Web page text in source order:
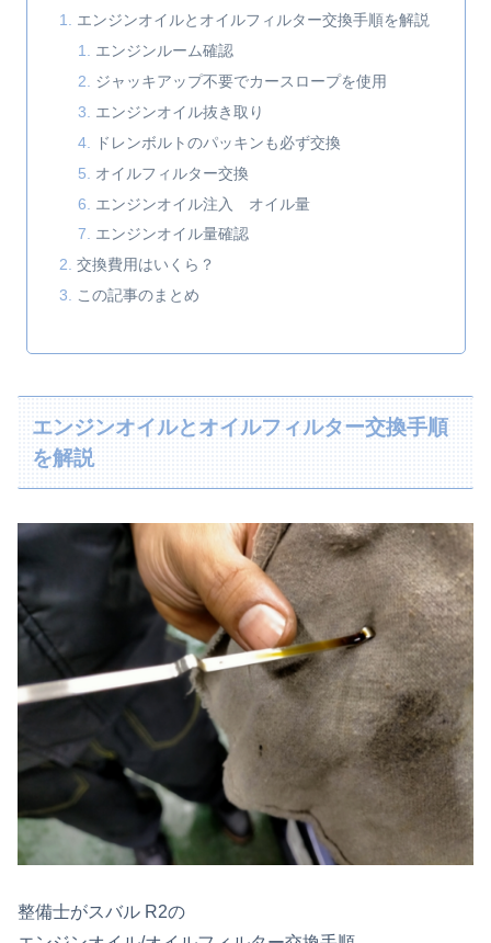
エンジンオイルとオイルフィルター交換手順を解説
エンジンルーム確認
ジャッキアップ不要でカースロープを使用
エンジンオイル抜き取り
ドレンボルトのパッキンも必ず交換
オイルフィルター交換
エンジンオイル注入 オイル量
エンジンオイル量確認
交換費用はいくら？
この記事のまとめ
エンジンオイルとオイルフィルター交換手順
を解説
整備士がスバル R2の